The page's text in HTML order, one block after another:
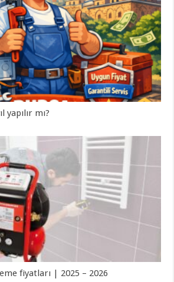
yapılır mı?
fiyatları | 2025 – 2026